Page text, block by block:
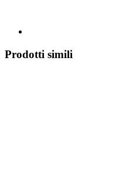
Prodotti simili